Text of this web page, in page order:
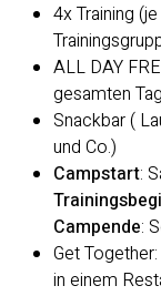
4x Training
ALL DAY
gesamten
Snackbar (
und Co.)
Campstart:
Campende:
Get
in einem